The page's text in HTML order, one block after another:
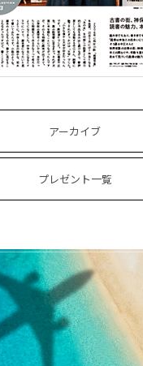
アーカイブ
プレゼント一覧